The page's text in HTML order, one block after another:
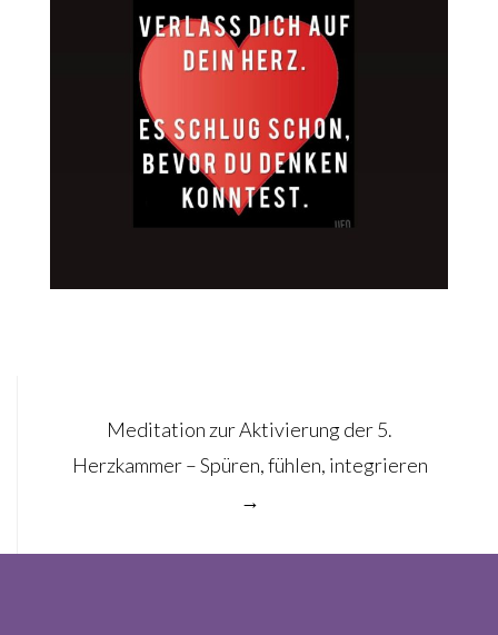
navigation
Meditation zur Aktivierung der 5.
Herzkammer – Spüren, fühlen, integrieren
→